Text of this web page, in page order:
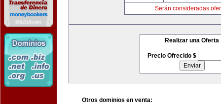
Serán consideradas
Realizar una Oferta
Precio Ofrecido $
Otros dominios en venta: